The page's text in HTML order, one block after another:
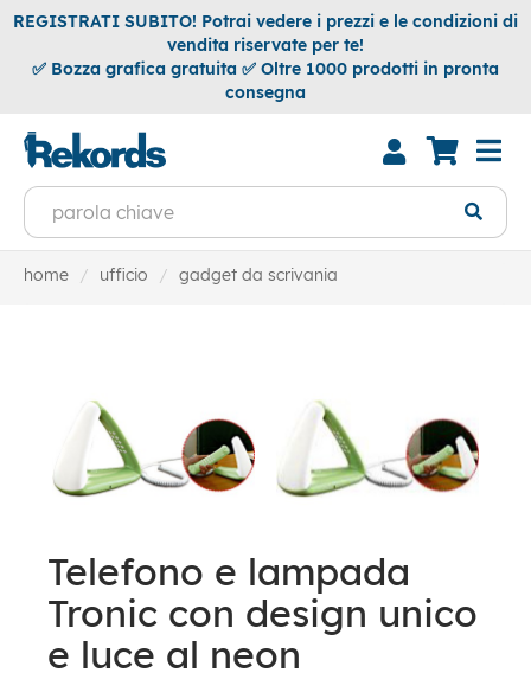
REGISTRATI SUBITO! Potrai vedere i prezzi e le condizioni di
vendita riservate per te!
✅ Bozza grafica gratuita ✅ Oltre 1000 prodotti in pronta
consegna
home ufficio gadget da scrivania
Telefono e lampada
Tronic con design unico
e luce al neon